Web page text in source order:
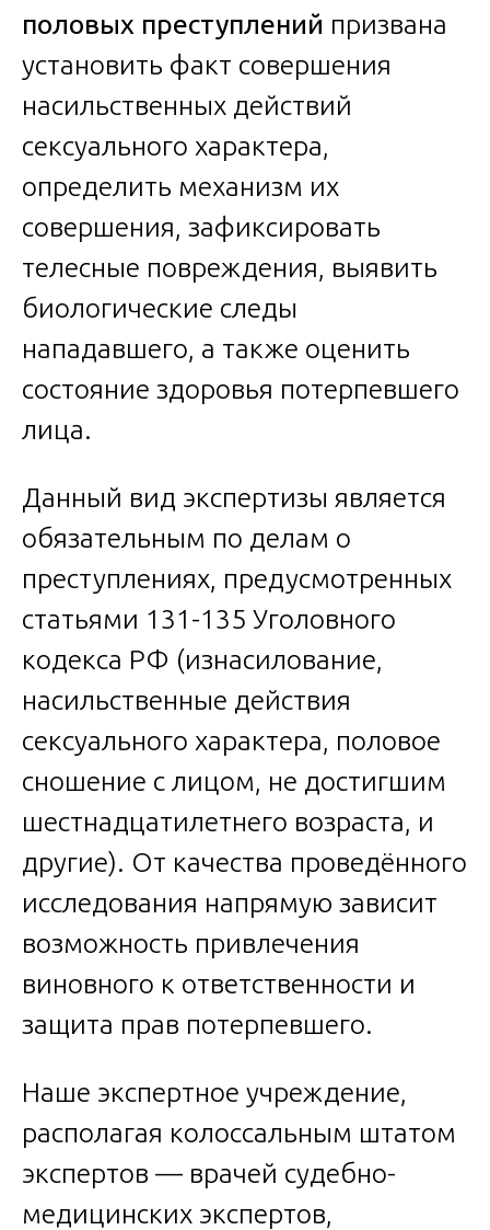
половых преступлений призвана
установить факт совершения
насильственных действий
сексуального характера,
определить механизм их
совершения, зафиксировать
телесные повреждения, выявить
биологические следы
нападавшего, а также оценить
состояние здоровья потерпевшего
лица.
Данный вид экспертизы является
обязательным по делам о
преступлениях, предусмотренных
статьями 131-135 Уголовного
кодекса РФ (изнасилование,
насильственные действия
сексуального характера, половое
сношение с лицом, не достигшим
шестнадцатилетнего возраста, и
другие). От качества проведённого
исследования напрямую зависит
возможность привлечения
виновного к ответственности и
защита прав потерпевшего.
Наше экспертное учреждение,
располагая колоссальным штатом
экспертов — врачей судебно-
медицинских экспертов,